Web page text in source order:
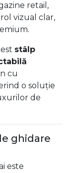
retail,
vizual clar,
stâlp
cu
o soluție
de
ghidare
este